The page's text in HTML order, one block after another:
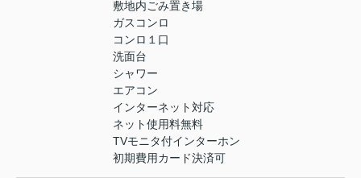
敷地内ごみ置き場
ガスコンロ
コンロ１口
洗面台
シャワー
エアコン
インターネット対応
ネット使用料無料
TVモニタ付インターホン
初期費用カード決済可